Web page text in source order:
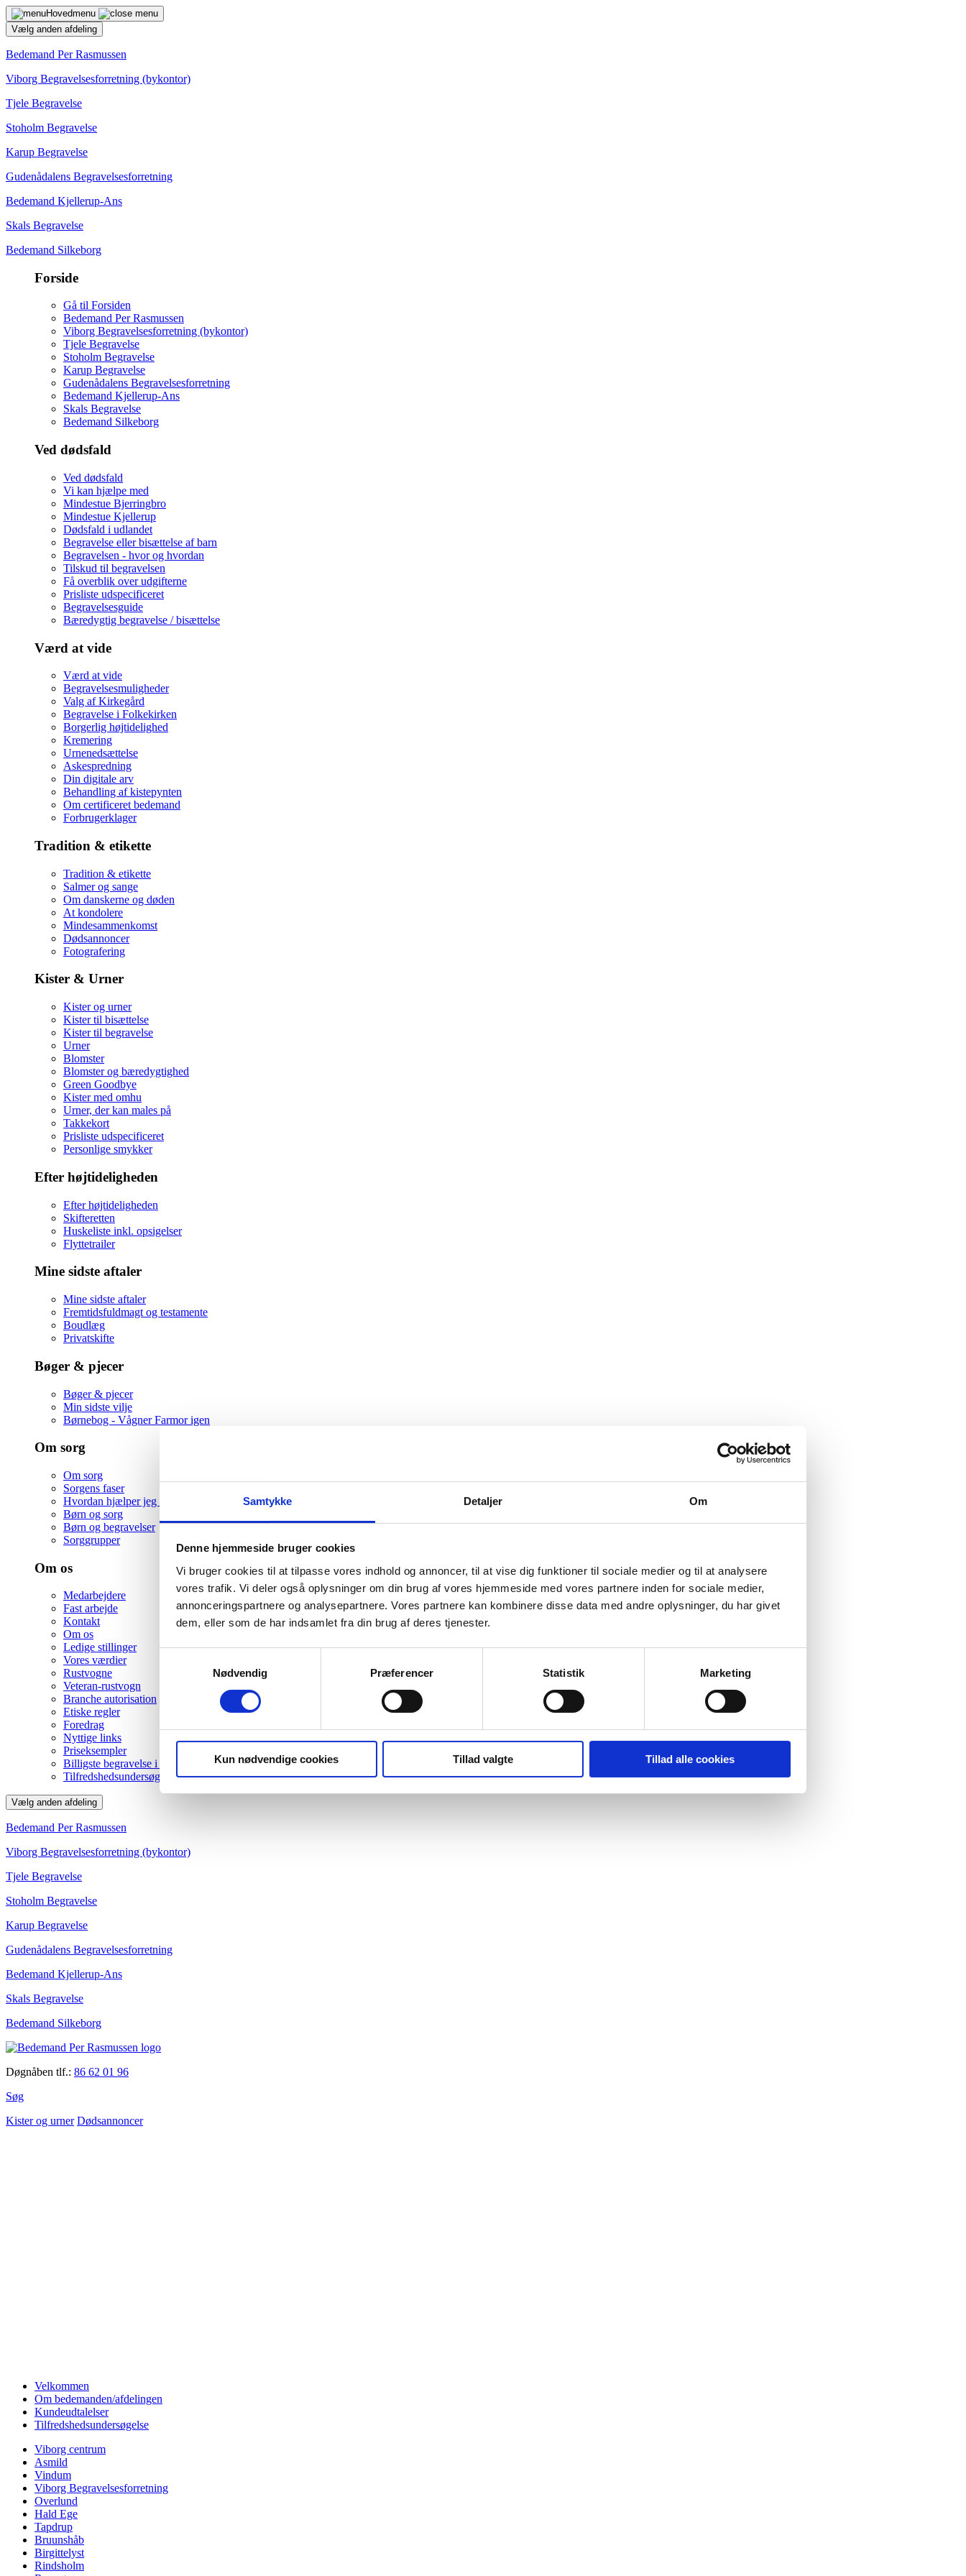
Samtykke Detaljer Om
Denne hjemmeside bruger cookies
Vi bruger cookies til at tilpasse vores indhold og annoncer, til at vise dig funktioner til sociale medier og til at analysere
vores trafik. Vi deler også oplysninger om din brug af vores hjemmeside med vores partnere inden for sociale medier,
annonceringspartnere og analysepartnere. Vores partnere kan kombinere disse data med andre oplysninger, du har givet
dem, eller som de har indsamlet fra din brug af deres tjenester.
Nødvendig
Præferencer Statistik Marketing
Kun nødvendige cookies Tillad valgte Tillad alle cookies
Hovedmenu
Vælg anden afdeling
Bedemand Per Rasmussen
Viborg Begravelsesforretning (bykontor)
Tjele Begravelse
Stoholm Begravelse
Karup Begravelse
Gudenådalens Begravelsesforretning
Bedemand Kjellerup-Ans
Skals Begravelse
Bedemand Silkeborg
Forside
Gå til Forsiden
Bedemand Per Rasmussen
Viborg Begravelsesforretning (bykontor)
Tjele Begravelse
Stoholm Begravelse
Karup Begravelse
Gudenådalens Begravelsesforretning
Bedemand Kjellerup-Ans
Skals Begravelse
Bedemand Silkeborg
Ved dødsfald
Ved dødsfald
Vi kan hjælpe med
Mindestue Bjerringbro
Mindestue Kjellerup
Dødsfald i udlandet
Begravelse eller bisættelse af barn
Begravelsen - hvor og hvordan
Tilskud til begravelsen
Få overblik over udgifterne
Prisliste udspecificeret
Begravelsesguide
Bæredygtig begravelse / bisættelse
Værd at vide
Værd at vide
Begravelsesmuligheder
Valg af Kirkegård
Begravelse i Folkekirken
Borgerlig højtidelighed
Kremering
Urnenedsættelse
Askespredning
Din digitale arv
Behandling af kistepynten
Om certificeret bedemand
Forbrugerklager
Tradition & etikette
Tradition & etikette
Salmer og sange
Om danskerne og døden
At kondolere
Mindesammenkomst
Dødsannoncer
Fotografering
Kister & Urner
Kister og urner
Kister til bisættelse
Kister til begravelse
Urner
Blomster
Blomster og bæredygtighed
Green Goodbye
Kister med omhu
Urner, der kan males på
Takkekort
Prisliste udspecificeret
Personlige smykker
Efter højtideligheden
Efter højtideligheden
Skifteretten
Huskeliste inkl. opsigelser
Flyttetrailer
Mine sidste aftaler
Mine sidste aftaler
Fremtidsfuldmagt og testamente
Boudlæg
Privatskifte
Bøger & pjecer
Bøger & pjecer
Min sidste vilje
Børnebog - Vågner Farmor igen
Om sorg
Om sorg
Sorgens faser
Hvordan hjælper jeg en ven i sorg
Børn og sorg
Børn og begravelser
Sorggrupper
Om os
Medarbejdere
Fast arbejde
Kontakt
Om os
Ledige stillinger
Vores værdier
Rustvogne
Veteran-rustvogn
Branche autorisation
Etiske regler
Foredrag
Nyttige links
Priseksempler
Billigste begravelse i Viborg
Tilfredshedsundersøgelse
Vælg anden afdeling
Bedemand Per Rasmussen
Viborg Begravelsesforretning (bykontor)
Tjele Begravelse
Stoholm Begravelse
Karup Begravelse
Gudenådalens Begravelsesforretning
Bedemand Kjellerup-Ans
Skals Begravelse
Bedemand Silkeborg
Døgnåben tlf.: 86 62 01 96
Søg
Kister og urner Dødsannoncer
Velkommen
Om bedemanden/afdelingen
Kundeudtalelser
Tilfredshedsundersøgelse
Viborg centrum
Asmild
Vindum
Viborg Begravelsesforretning
Overlund
Hald Ege
Tapdrup
Bruunshåb
Birgittelyst
Rindsholm